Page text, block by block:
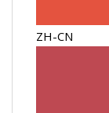
ZH-CN